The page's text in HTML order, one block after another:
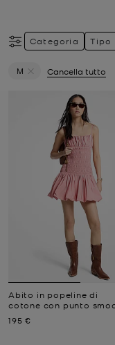
Categoria Tipo
M
Cancella tutto
Abito in popeline di
cotone con punto
Prezzo attuale
195 €